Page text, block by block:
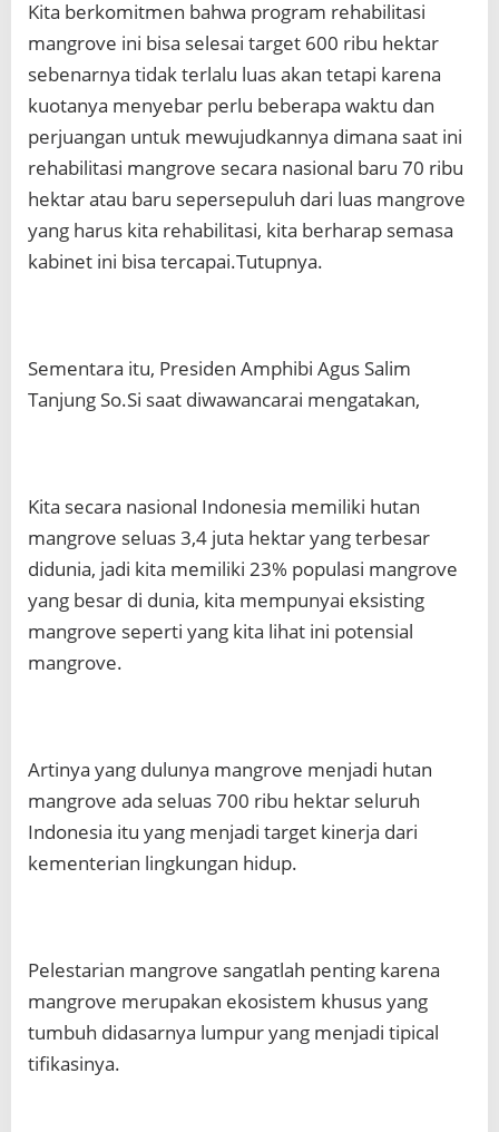
Kita berkomitmen bahwa program rehabilitasi
mangrove ini bisa selesai target 600 ribu hektar
sebenarnya tidak terlalu luas akan tetapi karena
kuotanya menyebar perlu beberapa waktu dan
perjuangan untuk mewujudkannya dimana saat ini
rehabilitasi mangrove secara nasional baru 70 ribu
hektar atau baru sepersepuluh dari luas mangrove
yang harus kita rehabilitasi, kita berharap semasa
kabinet ini bisa tercapai.Tutupnya.
Sementara itu, Presiden Amphibi Agus Salim
Tanjung So.Si saat diwawancarai mengatakan,
Kita secara nasional Indonesia memiliki hutan
mangrove seluas 3,4 juta hektar yang terbesar
didunia, jadi kita memiliki 23% populasi mangrove
yang besar di dunia, kita mempunyai eksisting
mangrove seperti yang kita lihat ini potensial
mangrove.
Artinya yang dulunya mangrove menjadi hutan
mangrove ada seluas 700 ribu hektar seluruh
Indonesia itu yang menjadi target kinerja dari
kementerian lingkungan hidup.
Pelestarian mangrove sangatlah penting karena
mangrove merupakan ekosistem khusus yang
tumbuh didasarnya lumpur yang menjadi tipical
tifikasinya.